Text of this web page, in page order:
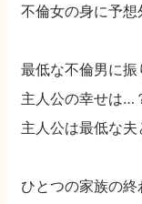
不倫女の身に予想
最低な不倫男に振
主人公の幸せは…
主人公は最低な
ひとつの家族の終